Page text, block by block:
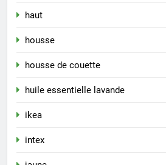
haut
housse
housse de couette
huile essentielle lavande
ikea
intex